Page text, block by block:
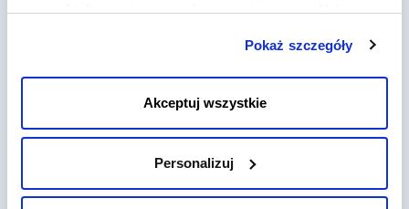
wszystkie”, wyrażasz zgodę na zapisywanie plików
akceptujesz przechowywanie tylko niezbędnych plików
cookies.
Pokaż szczegóły
Akceptuj wszystkie
Personalizuj
kreatora
3,29 zł
miesiąc